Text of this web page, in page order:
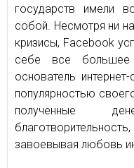
государств имели
собой. Несмотря ни
кризисы, Facebook
себе все большее
основатель
популярностью
полученные
завоевывая любовь